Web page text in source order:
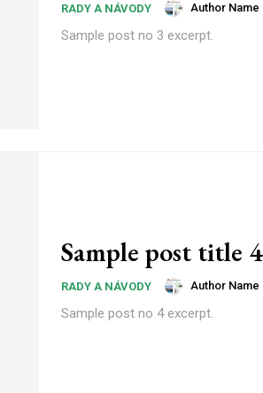
RADY A NÁVODY Author Name
Sample post no 3 excerpt.
Sample post title 4
RADY A NÁVODY Author Name
Sample post no 4 excerpt.